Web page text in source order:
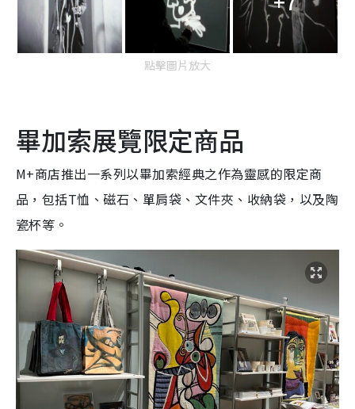
點擊圖片放大
畢加索展覽限定商品
M+商店推出一系列以畢加索經典之作為靈感的限定商
品，包括T恤、磁石、單肩袋、文件夾、收納袋，以及陶
瓷杯等。